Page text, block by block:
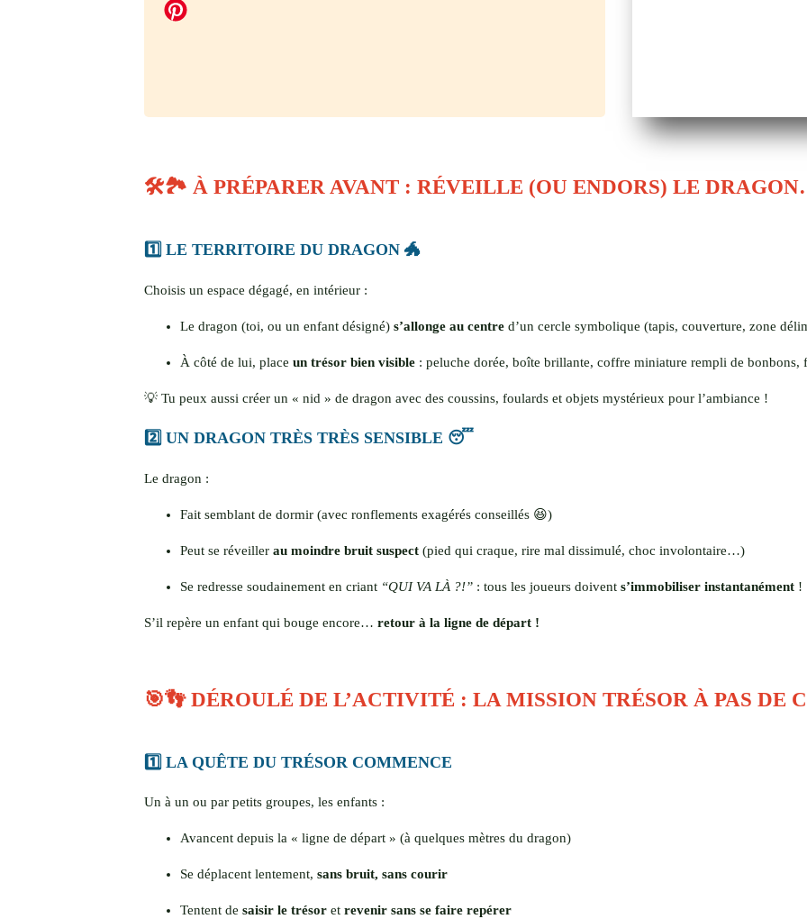
🛠️🏞️ À PRÉPARER AVANT : RÉVEILLE (OU ENDORS) LE
1️⃣ LE TERRITOIRE DU DRAGON 🐲
Choisis un espace dégagé, en intérieur :
Le dragon (toi, ou un enfant désigné) s’allonge au centre d’un cercle symbolique (tapis, couverture, zone
À côté de lui, place un trésor bien visible : peluche dorée, boîte brillante, coffre miniature rempli de
💡 Tu peux aussi créer un « nid » de dragon avec des coussins, foulards et objets mystérieux pour l’ambiance !
2️⃣ UN DRAGON TRÈS TRÈS SENSIBLE 😴
Le dragon :
Fait semblant de dormir (avec ronflements exagérés conseillés 😆)
Peut se réveiller au moindre bruit suspect (pied qui craque, rire mal dissimulé, choc involontaire…)
Se redresse soudainement en criant “QUI VA LÀ ?!” : tous les joueurs doivent s’immobiliser instantanément !
S’il repère un enfant qui bouge encore… retour à la ligne de départ !
🎯👣 DÉROULÉ DE L’ACTIVITÉ : LA MISSION TRÉSOR À PAS DE
1️⃣ LA QUÊTE DU TRÉSOR COMMENCE
Un à un ou par petits groupes, les enfants :
Avancent depuis la « ligne de départ » (à quelques mètres du dragon)
Se déplacent lentement, sans bruit, sans courir
Tentent de saisir le trésor et revenir sans se faire repérer